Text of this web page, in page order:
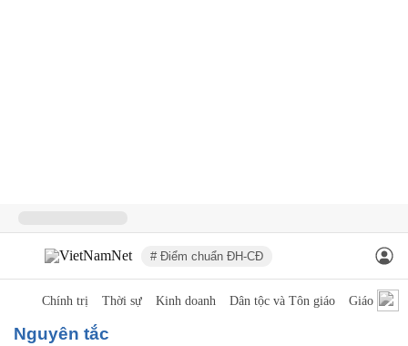
# Điểm chuẩn ĐH-CĐ
Chính trị Thời sự Kinh doanh Dân tộc và Tôn giáo Giáo dục
nguyên tắc